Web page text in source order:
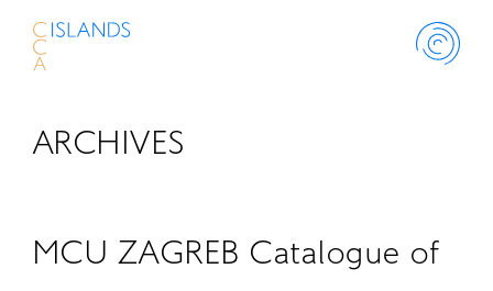
ABOUT
ARCHIVES
MCU ZAGREB Catalogue of